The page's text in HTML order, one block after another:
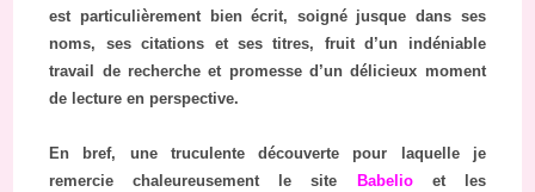
est particulièrement bien écrit, soigné jusque dans ses
noms, ses citations et ses titres, fruit d’un indéniable
travail de recherche et promesse d’un délicieux moment
de lecture en perspective.
En bref, une truculente découverte pour laquelle je
remercie chaleureusement le site
Babelio et les